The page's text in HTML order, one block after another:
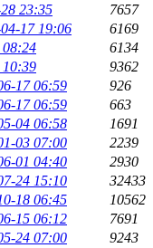
23:35
7657
17 19:06
6169
08:24
6134
10:39
9362
17 06:59
926
17 06:59
663
04 06:58
1691
03 07:00
2239
01 04:40
2930
24 15:10
32433
18 06:45
10562
15 06:12
7691
24 07:00
9243